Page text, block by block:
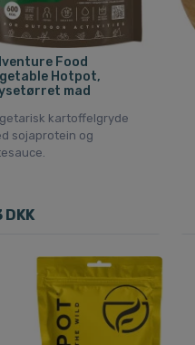
Food
Hotpot,
mad
kartoffelgryde
sojaprotein og
DKK